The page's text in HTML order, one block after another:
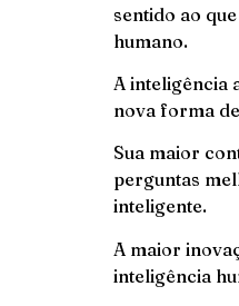
sentido ao
humano.
A inteligência
nova forma
Sua maior
perguntas
inteligente.
A maior
inteligência